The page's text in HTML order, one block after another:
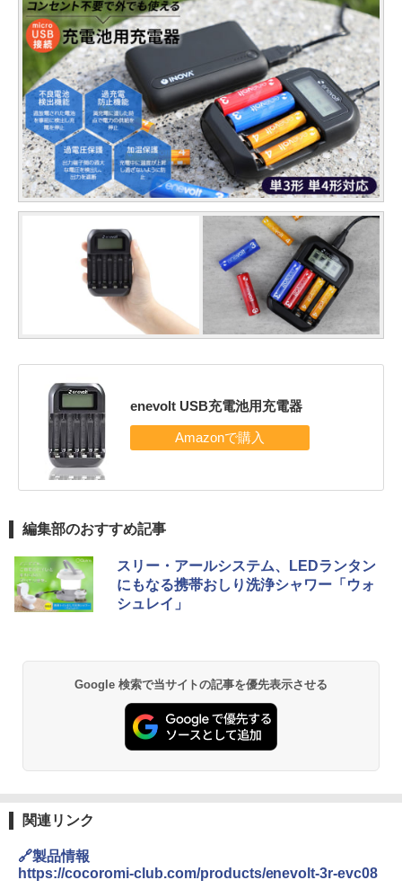
enevolt USB充電池用充電器
編集部のおすすめ記事
スリー・アールシステム、LEDランタン
にもなる携帯おしり洗浄シャワー「ウォ
シュレイ」
Google 検索で当サイトの記事を優先表示させる
関連リンク
🔗製品情報
https://cocoromi-club.com/products/enevolt-3r-evc08